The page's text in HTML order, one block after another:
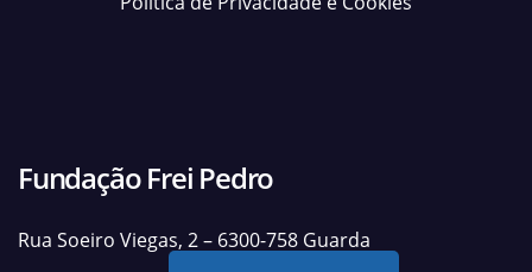
Fundação Frei Pedro
Rua Soeiro Viegas, 2 – 6300-758 Guarda